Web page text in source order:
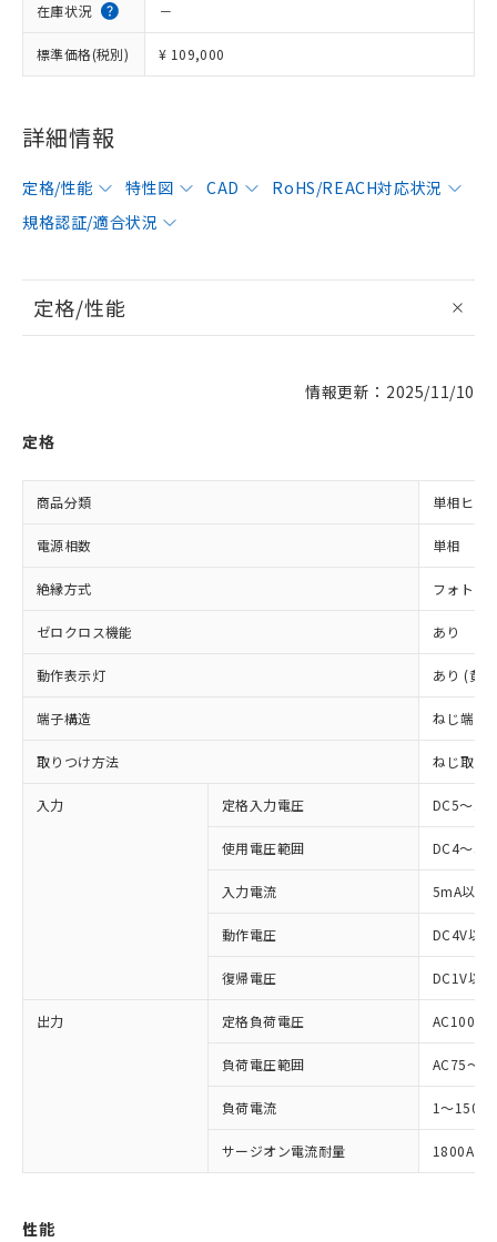
在庫状況 －
標準価格(税別) ¥ 109,000
詳細情報
定格/性能 特性図 CAD
RoHS/REACH対応状況
規格認証/適合状況
定格/性能
情報更新：2025/11/10
定格
商品分類 単相ヒー
電源相数 単相
絶縁方式 フォト・
ゼロクロス機能 あり
動作表示灯 あり (黄)
端子構造 ねじ端子
取りつけ方法 ねじ取り
入力 定格入力電圧 DC5～24V
使用電圧範囲 DC4～30V
入力電流 5mA以下
動作電圧 DC4V以下
復帰電圧 DC1V以上
出力 定格負荷電圧 AC100～
負荷電圧範囲 AC75～
負荷電流 1～150A
サージオン電流耐量 1800A
性能
ご利用条件
対応済み：EU RoHS指令（10物質）の
有に対応した製品に切り替える予定のある